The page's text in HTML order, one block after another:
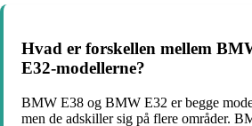
Hvad er forskellen mellem
E32-modellerne?
BMW E38 og BMW E32 er begge
men de adskiller sig på flere områder.